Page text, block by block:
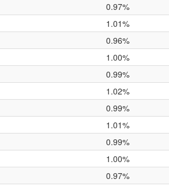
0.97%
1.01%
0.96%
1.00%
0.99%
1.02%
0.99%
1.01%
0.99%
1.00%
0.97%